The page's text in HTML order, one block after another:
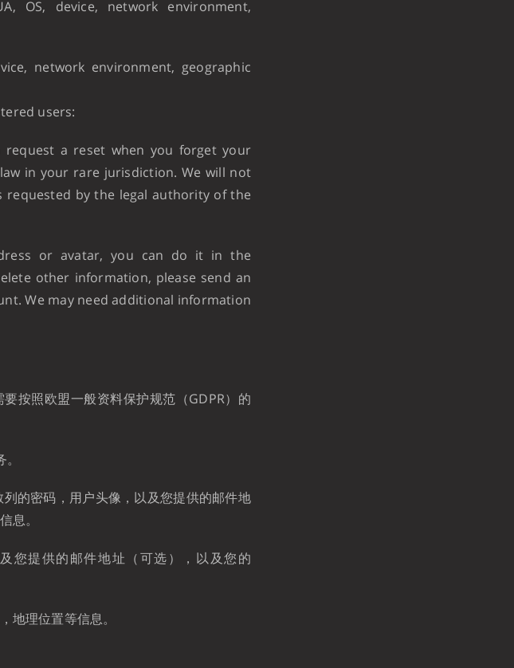
OS, device, network environment,
network environment, geographic
users:
a reset when you forget your
in your rare jurisdiction. We will not
by the legal authority of the
or avatar, you can do it in the
other information, please send an
We may need additional information
按照欧盟一般资料保护规范（GDPR）的
的密码，用户头像，以及您提供的邮件地
息。
您提供的邮件地址（可选），以及您的
地理位置等信息。